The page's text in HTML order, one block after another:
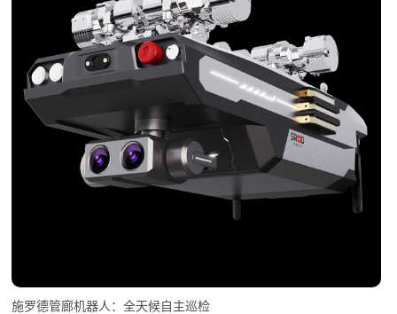
施罗德管廊机器人：全天候自主巡检